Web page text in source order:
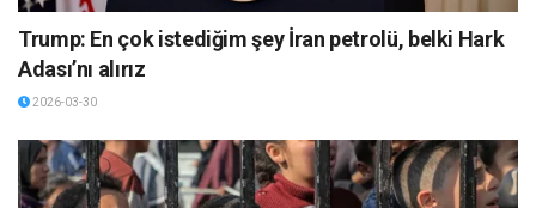
Trump: En çok istediğim şey İran petrolü, belki Hark
Adası’nı alırız
2026-03-30